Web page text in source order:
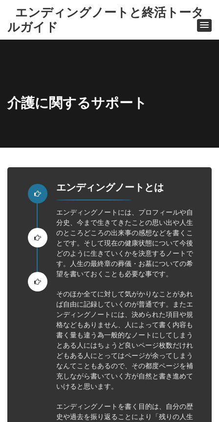
エンディングノートと終活トータ
ルガイド
介護に関するサポート
に関
する
エンディングノートとは
エンディングノートには、プロフィールや自
分史、今まで生きてきたことの思い出や人生
のところどころの出来事の感想などを書くこ
とです。そして現在の健康状態について今後
どのように生きていくかを決意するノートで
す。人生の最終章の葬儀・お墓についての希
望を書いておくことも必要な事です。
そのほか全てに対して気がかりなことがあれ
ば自由に記録していくのが普通です。またエ
ンディングノートには、決められた項目や規
格などもありません、人によって書く内容も
書く量も違う為一般的なノートにしてしまう
とある人にはちょうど良いページ枚数だけれ
どもある人にとってはページが余ってしまう
なんてこともあるので、その都度ページを補
充しながら書いていく方が自然と書き進めて
いけると思います。
エンディングノートを書く目的は、自分の歴
史や過去を振り返ることにより「残りの人生